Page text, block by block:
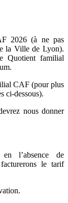
2026 (à ne pas
la Ville de Lyon).
Quotient familial
CAF (pour plus
ci-dessous).
nous donner
l’absence de
le tarif